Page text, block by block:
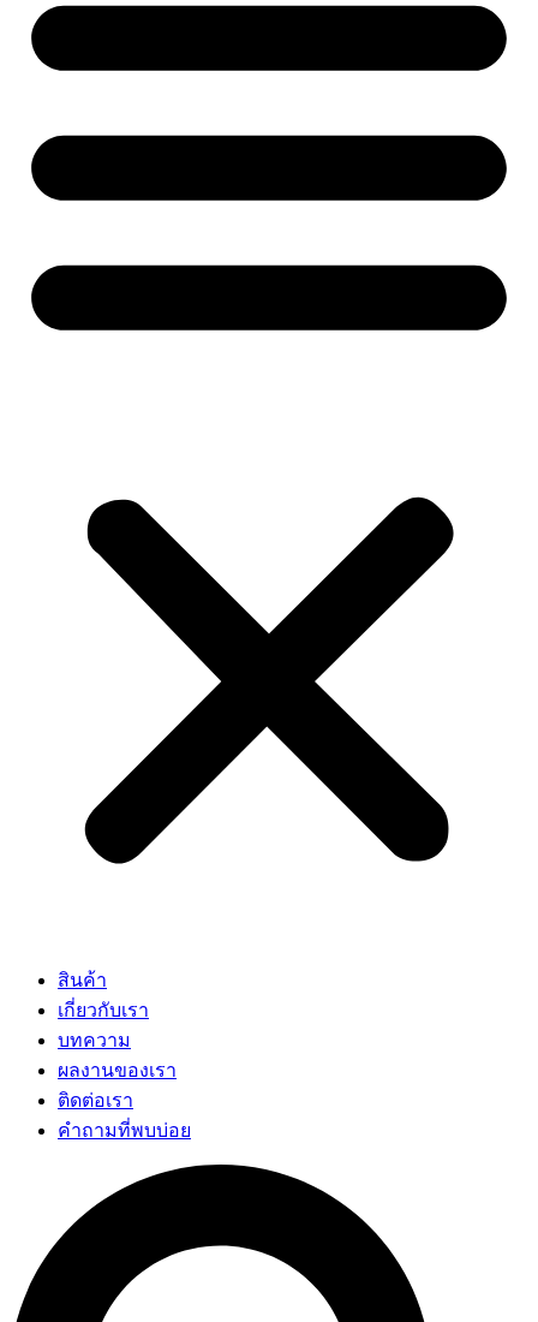
สินค้า
เกี่ยวกับเรา
บทความ
ผลงานของเรา
ติดต่อเรา
คำถามที่พบบ่อย